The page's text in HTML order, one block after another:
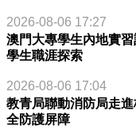
2026-08-06 17:27
澳門大專學生內地實
學生職涯探索
2026-08-06 17:04
教青局聯動消防局走
全防護屏障